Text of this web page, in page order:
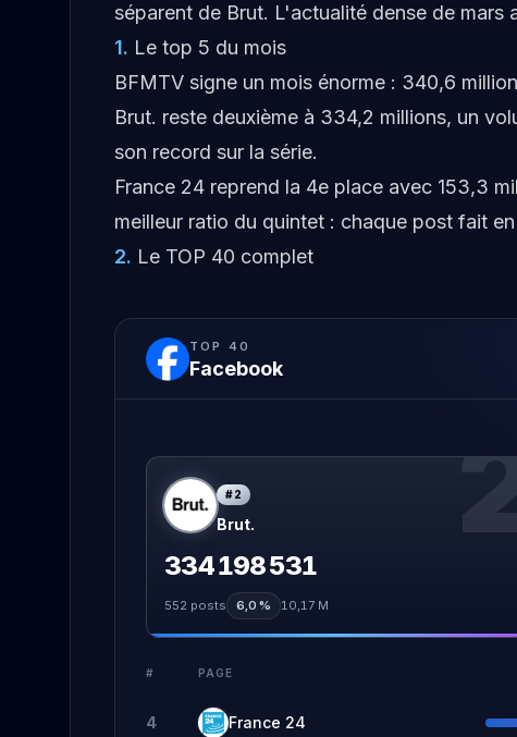
séparent de Brut. L'actualité dense de mars
1. Le top 5 du mois
BFMTV signe un mois énorme : 340,6
Brut. reste deuxième à 334,2 millions, un
son record sur la série.
France 24 reprend la 4e place avec 153,3
meilleur ratio du quintet : chaque post fait
2. Le TOP 40 complet
TOP 40
Facebook
#2
Brut.
334 198 531
552 posts 6,0 % 10,17 M
# PAGE
4 France 24